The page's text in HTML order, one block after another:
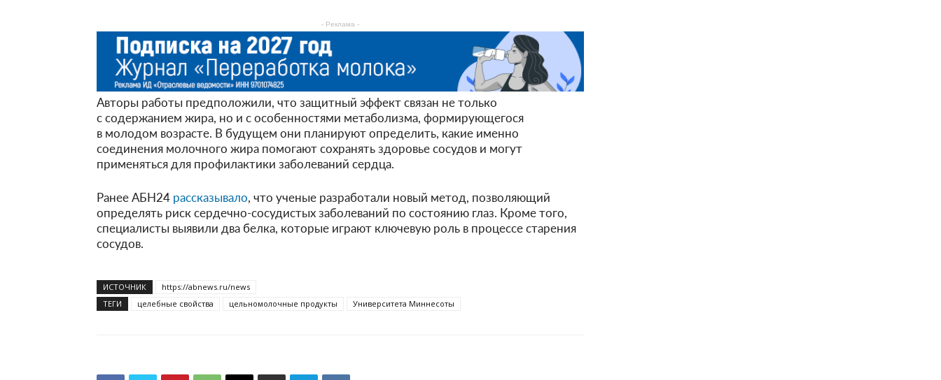
- Реклама -
Авторы работы предположили, что защитный эффект связан не только
с содержанием жира, но и с особенностями метаболизма, формирующегося
в молодом возрасте. В будущем они планируют определить, какие именно
соединения молочного жира помогают сохранять здоровье сосудов и могут
применяться для профилактики заболеваний сердца.
Ранее АБН24 рассказывало, что ученые разработали новый метод, позволяющий
определять риск сердечно-сосудистых заболеваний по состоянию глаз. Кроме того,
специалисты выявили два белка, которые играют ключевую роль в процессе старения
сосудов.
ИСТОЧНИК
https://abnews.ru/news
ТЕГИ
целебные свойства цельномолочные продукты Университета Миннесоты